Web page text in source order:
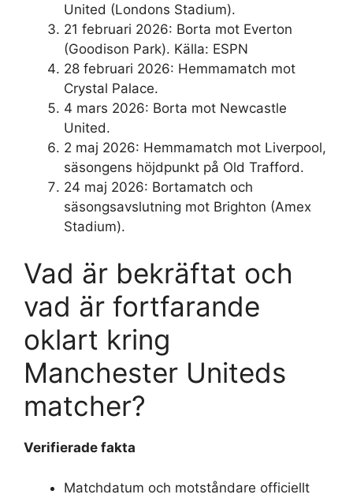
United (Londons Stadium).
21 februari 2026: Borta mot Everton
(Goodison Park). Källa: ESPN
28 februari 2026: Hemmamatch mot
Crystal Palace.
4 mars 2026: Borta mot Newcastle
United.
2 maj 2026: Hemmamatch mot Liverpool,
säsongens höjdpunkt på Old Trafford.
24 maj 2026: Bortamatch och
säsongsavslutning mot Brighton (Amex
Stadium).
Vad är bekräftat och
vad är fortfarande
oklart kring
Manchester Uniteds
matcher?
Verifierade fakta
Matchdatum och motståndare officiellt